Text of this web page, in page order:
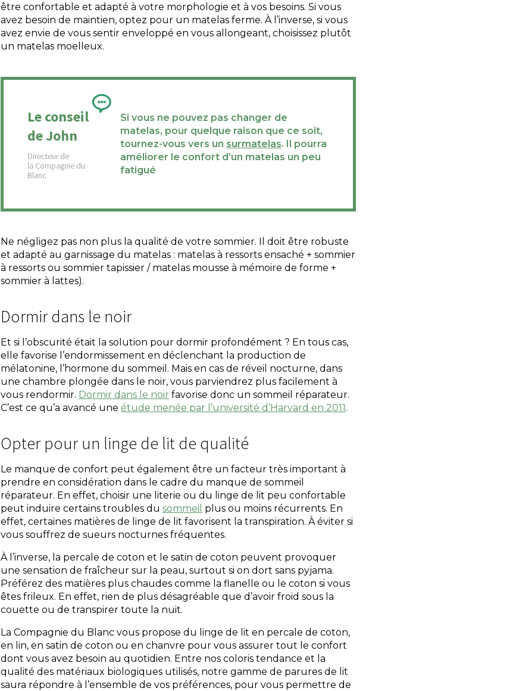
être confortable et adapté à votre morphologie et à vos besoins. Si vous
avez besoin de maintien, optez pour un matelas ferme. À l’inverse, si vous
avez envie de vous sentir enveloppé en vous allongeant, choisissez plutôt
un matelas moelleux.
Le conseil
de John
Si vous ne pouvez pas changer de
matelas, pour quelque raison que ce soit,
tournez-vous vers un surmatelas. Il pourra
améliorer le confort d’un matelas un peu
fatigué
Ne négligez pas non plus la qualité de votre sommier. Il doit être robuste
et adapté au garnissage du matelas : matelas à ressorts ensaché + sommier
à ressorts ou sommier tapissier / matelas mousse à mémoire de forme +
sommier à lattes).
Dormir dans le noir
Et si l’obscurité était la solution pour dormir profondément ? En tous cas,
elle favorise l’endormissement en déclenchant la production de
mélatonine, l’hormone du sommeil. Mais en cas de réveil nocturne, dans
une chambre plongée dans le noir, vous parviendrez plus facilement à
vous rendormir. Dormir dans le noir favorise donc un sommeil réparateur.
C’est ce qu’a avancé une étude menée par l’université d’Harvard en 2011.
Opter pour un linge de lit de qualité
Le manque de confort peut également être un facteur très important à
prendre en considération dans le cadre du manque de sommeil
réparateur. En effet, choisir une literie ou du linge de lit peu confortable
peut induire certains troubles du sommeil plus ou moins récurrents. En
effet, certaines matières de linge de lit favorisent la transpiration. À éviter si
vous souffrez de sueurs nocturnes fréquentes.
À l’inverse, la percale de coton et le satin de coton peuvent provoquer
une sensation de fraîcheur sur la peau, surtout si on dort sans pyjama.
Préférez des matières plus chaudes comme la flanelle ou le coton si vous
êtes frileux. En effet, rien de plus désagréable que d’avoir froid sous la
couette ou de transpirer toute la nuit.
La Compagnie du Blanc vous propose du linge de lit en percale de coton,
en lin, en satin de coton ou en chanvre pour vous assurer tout le confort
dont vous avez besoin au quotidien. Entre nos coloris tendance et la
qualité des matériaux biologiques utilisés, notre gamme de parures de lit
saura répondre à l’ensemble de vos préférences, pour vous permettre de